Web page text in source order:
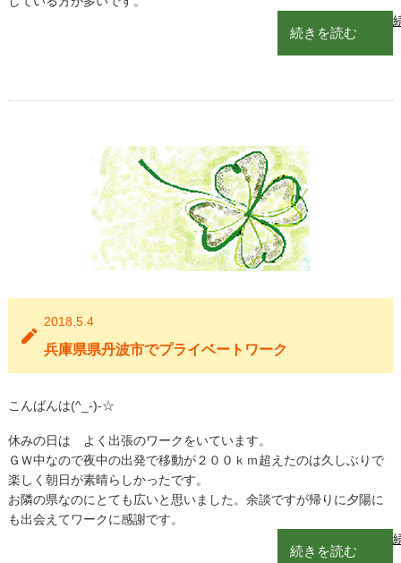
2018.5.4
兵庫県県丹波市でプライベートワーク
こんばんは(^_-)-☆
休みの日は よく出張のワークをいています。
ＧＷ中なので夜中の出発で移動が２００ｋｍ超えたのは久しぶりで
楽しく朝日が素晴らしかったです。
お隣の県なのにとても広いと思いました。余談ですが帰りに夕陽に
も出会えてワークに感謝です。